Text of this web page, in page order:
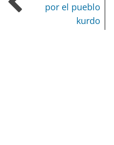
por el pueblo
kurdo